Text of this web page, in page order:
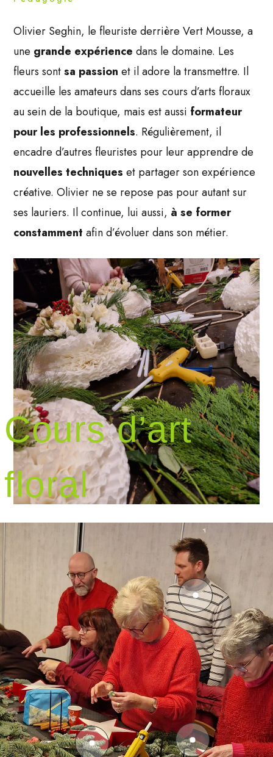
Cours d’art
floral
Olivier Seghin, le fleuriste derrière Vert Mousse, a
une grande expérience dans le domaine. Les
fleurs sontsa passion et il adore la transmettre. Il
accueille les amateurs dans ses cours d’arts floraux
au sein de la boutique, mais est aussi formateur
pour les professionnels. Régulièrement, il
encadre d’autres fleuristes pour leur apprendre de
nouvelles techniques et partager son expérience
créative. Olivier ne se repose pas pour autant sur
ses lauriers. Il continue, lui aussi, à se former
constamment afin d’évoluer dans son métier.